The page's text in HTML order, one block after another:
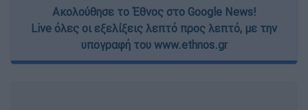
Ακολούθησε το Έθνος στο Google News!
Live όλες οι εξελίξεις λεπτό προς λεπτό, με την
υπογραφή του www.ethnos.gr